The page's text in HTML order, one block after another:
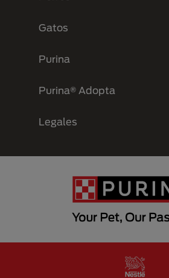
Gatos
Purina
Purina® Adopta
Legales